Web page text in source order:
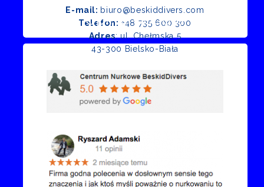
E-mail: biuro@beskiddivers.com
Telefon: +48 735 600 300
Adres: ul. Chełmska 5
43-300 Bielsko-Biała
Opinie Google